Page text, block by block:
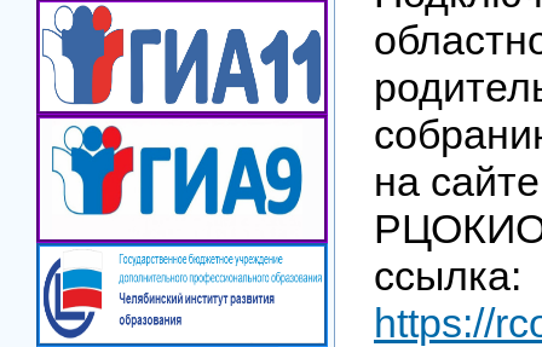
на
ссылка:
https://